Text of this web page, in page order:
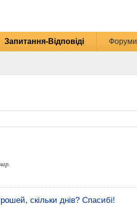
Запитання-Відповіді Форуми
скільки днів? Спасибі!